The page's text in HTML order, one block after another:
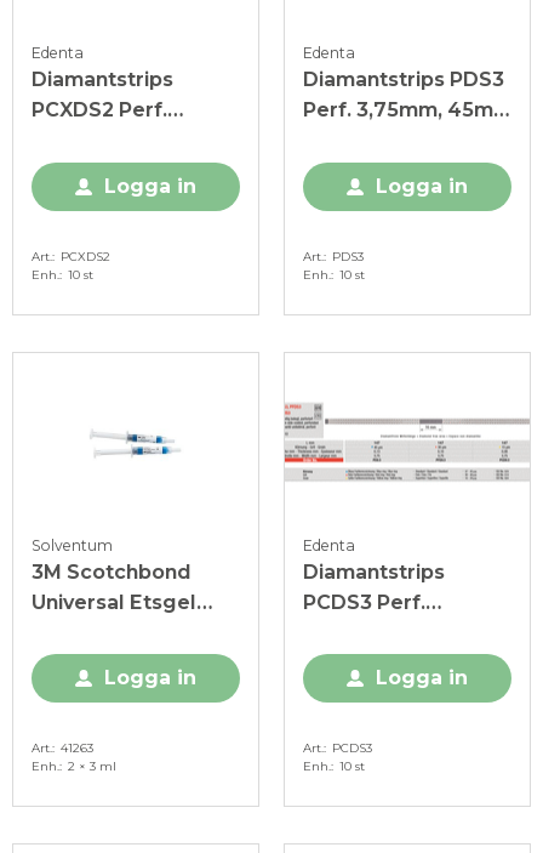
Edenta
Diamantstrips
PCXDS2 Perf.
15my, gul
Logga in
Art.
PCXDS2
Enh.
10 st
Edenta
Diamantstrips PDS3
Perf. 3,75mm, 45my,
Logga in
Art.
PDS3
Enh.
10 st
Solventum
3M Scotchbond
Universal Etsgel
Logga in
Art. 41263
Enh. 2 × 3 ml
Edenta
Diamantstrips
PCDS3 Perf.
Logga in
Art.
PCDS3
Enh. 10 st